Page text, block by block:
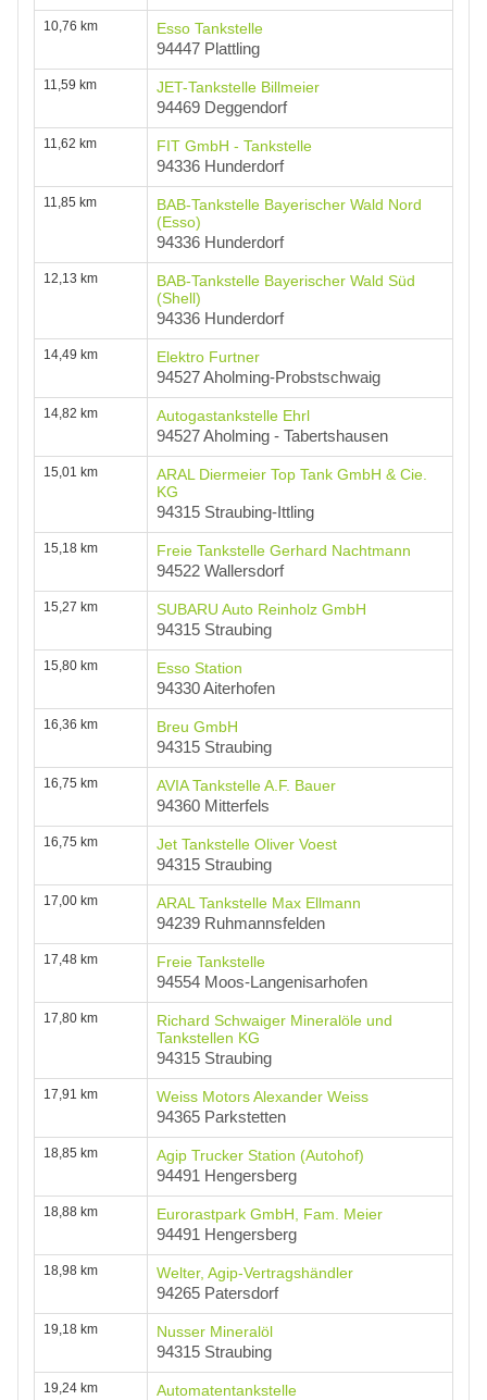
10,76 km
Esso Tankstelle
94447 Plattling
11,59 km
JET-Tankstelle Billmeier
94469 Deggendorf
11,62 km
FIT GmbH - Tankstelle
94336 Hunderdorf
11,85 km
BAB-Tankstelle Bayerischer Wald Nord
(Esso)
94336 Hunderdorf
12,13 km
BAB-Tankstelle Bayerischer Wald Süd
(Shell)
94336 Hunderdorf
14,49 km
Elektro Furtner
94527 Aholming-Probstschwaig
14,82 km
Autogastankstelle Ehrl
94527 Aholming - Tabertshausen
15,01 km
ARAL Diermeier Top Tank GmbH & Cie.
KG
94315 Straubing-Ittling
15,18 km
Freie Tankstelle Gerhard Nachtmann
94522 Wallersdorf
15,27 km
SUBARU Auto Reinholz GmbH
94315 Straubing
15,80 km
Esso Station
94330 Aiterhofen
16,36 km
Breu GmbH
94315 Straubing
16,75 km
AVIA Tankstelle A.F. Bauer
94360 Mitterfels
16,75 km
Jet Tankstelle Oliver Voest
94315 Straubing
17,00 km
ARAL Tankstelle Max Ellmann
94239 Ruhmannsfelden
17,48 km
Freie Tankstelle
94554 Moos-Langenisarhofen
17,80 km
Richard Schwaiger Mineralöle und
Tankstellen KG
94315 Straubing
17,91 km
Weiss Motors Alexander Weiss
94365 Parkstetten
18,85 km
Agip Trucker Station (Autohof)
94491 Hengersberg
18,88 km
Eurorastpark GmbH, Fam. Meier
94491 Hengersberg
18,98 km
Welter, Agip-Vertragshändler
94265 Patersdorf
19,18 km
Nusser Mineralöl
94315 Straubing
19,24 km Automatentankstelle